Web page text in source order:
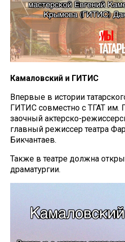
Камаловский и ГИТИС
Впервые в истории
ГИТИС совместно с ТГАТ им.
заочный актерско-
главный режиссер театра
Бикчантаев.
Также в театре должна
драматургии.